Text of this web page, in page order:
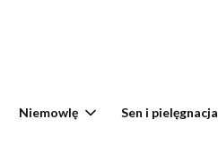
Niemowlę Sen i pielęgnacja